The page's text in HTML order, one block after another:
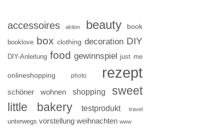
accessoires aktion beauty book
booklove box clothing decoration DIY
DIY-Anleitung food gewinnspiel just me
onlineshopping photo rezept
schöner wohnen shopping
sweet
little bakery
testprodukt travel
unterwegs vorstellung weihnachten www